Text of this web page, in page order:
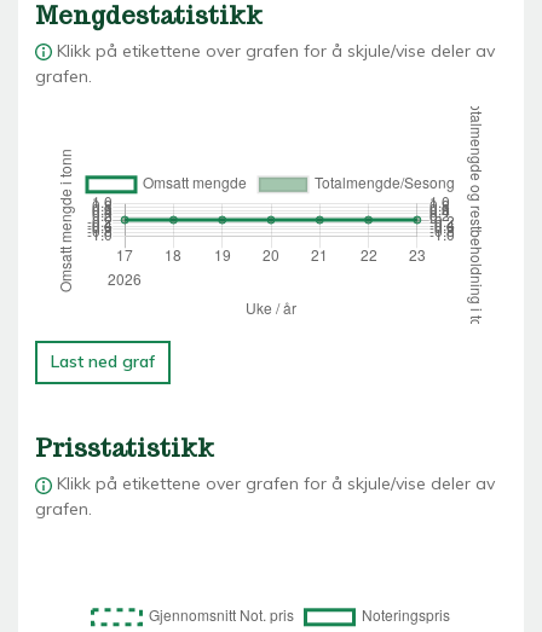
Mengdestatistikk
Klikk på etikettene over grafen for å skjule/vise deler av
grafen.
Last ned graf
Prisstatistikk
Klikk på etikettene over grafen for å skjule/vise deler av
grafen.